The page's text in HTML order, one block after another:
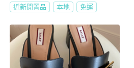
近新閒置品 本地 免運